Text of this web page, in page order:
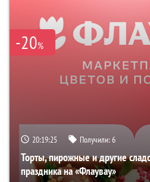
-20%
20:19:24 Получили:6
Торты, пирожные и другие
праздника на «Флаувау»